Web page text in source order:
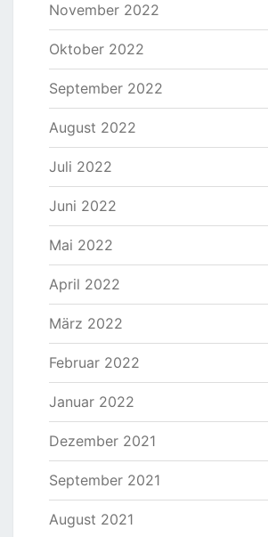
November 2022
Oktober 2022
September 2022
August 2022
Juli 2022
Juni 2022
Mai 2022
April 2022
März 2022
Februar 2022
Januar 2022
Dezember 2021
September 2021
August 2021